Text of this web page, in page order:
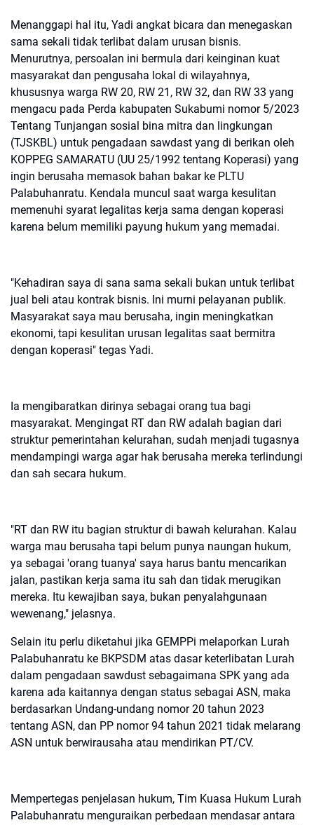
Menanggapi hal itu, Yadi angkat bicara dan menegaskan
sama sekali tidak terlibat dalam urusan bisnis.
Menurutnya, persoalan ini bermula dari keinginan kuat
masyarakat dan pengusaha lokal di wilayahnya,
khususnya warga RW 20, RW 21, RW 32, dan RW 33 yang
mengacu pada Perda kabupaten Sukabumi nomor 5/2023
Tentang Tunjangan sosial bina mitra dan lingkungan
(TJSKBL) untuk pengadaan sawdast yang di berikan oleh
KOPPEG SAMARATU (UU 25/1992 tentang Koperasi) yang
ingin berusaha memasok bahan bakar ke PLTU
Palabuhanratu. Kendala muncul saat warga kesulitan
memenuhi syarat legalitas kerja sama dengan koperasi
karena belum memiliki payung hukum yang memadai.
"Kehadiran saya di sana sama sekali bukan untuk terlibat
jual beli atau kontrak bisnis. Ini murni pelayanan publik.
Masyarakat saya mau berusaha, ingin meningkatkan
ekonomi, tapi kesulitan urusan legalitas saat bermitra
dengan koperasi" tegas Yadi.
Ia mengibaratkan dirinya sebagai orang tua bagi
masyarakat. Mengingat RT dan RW adalah bagian dari
struktur pemerintahan kelurahan, sudah menjadi tugasnya
mendampingi warga agar hak berusaha mereka terlindungi
dan sah secara hukum.
"RT dan RW itu bagian struktur di bawah kelurahan. Kalau
warga mau berusaha tapi belum punya naungan hukum,
ya sebagai 'orang tuanya' saya harus bantu mencarikan
jalan, pastikan kerja sama itu sah dan tidak merugikan
mereka. Itu kewajiban saya, bukan penyalahgunaan
wewenang," jelasnya.
Selain itu perlu diketahui jika GEMPPi melaporkan Lurah
Palabuhanratu ke BKPSDM atas dasar keterlibatan Lurah
dalam pengadaan sawdust sebagaimana SPK yang ada
karena ada kaitannya dengan status sebagai ASN, maka
berdasarkan Undang-undang nomor 20 tahun 2023
tentang ASN, dan PP nomor 94 tahun 2021 tidak melarang
ASN untuk berwirausaha atau mendirikan PT/CV.
Mempertegas penjelasan hukum, Tim Kuasa Hukum Lurah
Palabuhanratu menguraikan perbedaan mendasar antara